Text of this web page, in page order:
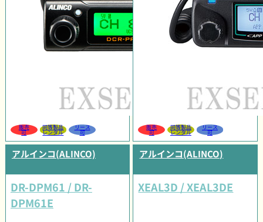
販売
可
同等製品
レンタル
リース
可
販売
可
同等製品
レンタル
リース
可
アルインコ(ALINCO)
DR-DPM61 / DR-
DPM61E
アルインコ(ALINCO)
XEAL3D / XEAL3DE